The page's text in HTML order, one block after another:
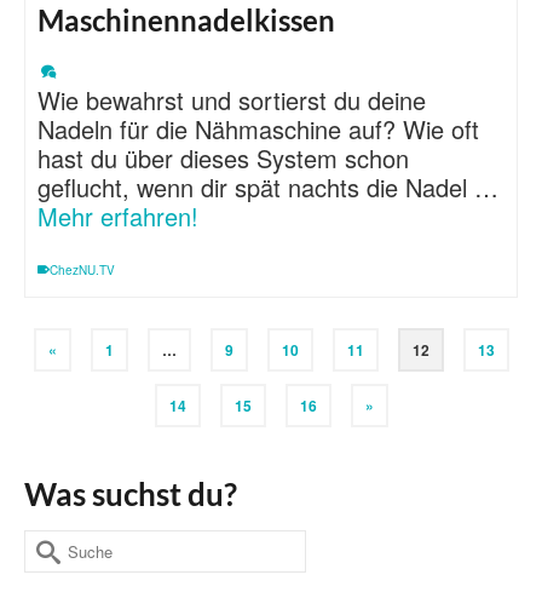
Maschinennadelkissen
Wie bewahrst und sortierst du deine
Nadeln für die Nähmaschine auf? Wie oft
hast du über dieses System schon
geflucht, wenn dir spät nachts die Nadel …
Mehr erfahren!
ChezNU.TV
« 1 … 9 10 11 12 13
14 15 16 »
Was suchst du?
Suche
nach: